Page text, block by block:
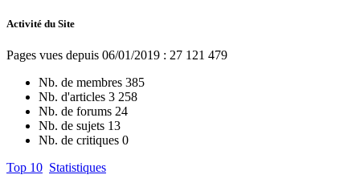
Activité du Site
Pages vues depuis 06/01/2019 : 27 121 479
Nb. de membres 385
Nb. d'articles 3 258
Nb. de forums 24
Nb. de sujets 13
Nb. de critiques 0
Top 10 Statistiques